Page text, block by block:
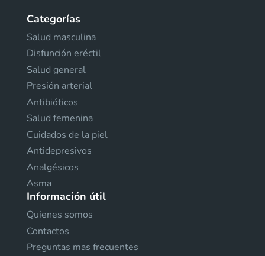
Categorías
Salud masculina
Disfunción eréctil
Salud general
Presión arterial
Antibióticos
Salud femenina
Cuidados de la piel
Antidepresivos
Analgésicos
Asma
Información útil
Quienes somos
Contactos
Preguntas mas frecuentes